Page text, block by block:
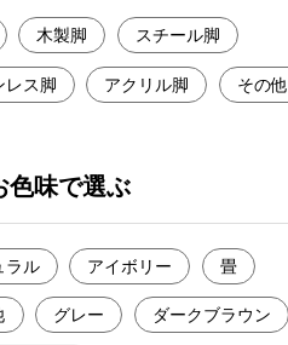
木製脚 スチール脚
レス脚 アクリル脚 その他
色味で選ぶ
ラル アイボリー 畳
グレー ダークブラウン